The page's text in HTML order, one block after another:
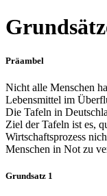
Präambel
Nicht alle Menschen
Lebensmittel im
Die Tafeln in
Ziel der Tafeln ist es,
Wirtschaftsprozess
Menschen in Not zu
Grundsatz 1